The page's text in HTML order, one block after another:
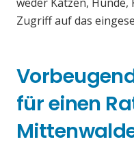
Zugriff auf das
für einen